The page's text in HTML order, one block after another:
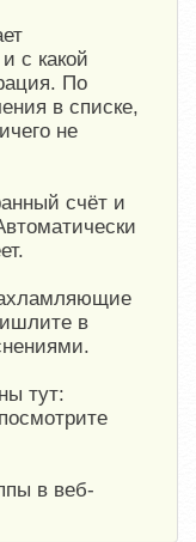
с какой
По
в списке,
не
счёт и
в
тут:
посмотрите
в веб-